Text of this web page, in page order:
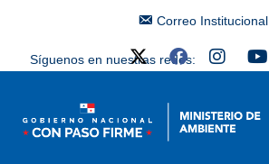
Correo Institucional
Síguenos en nuestras redes: